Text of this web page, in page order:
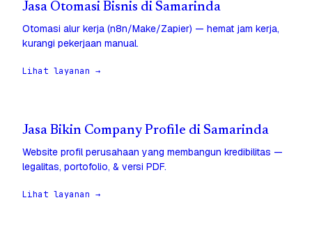
Jasa Otomasi Bisnis di Samarinda
Otomasi alur kerja (n8n/Make/Zapier) — hemat jam kerja,
kurangi pekerjaan manual.
Lihat layanan →
Jasa Bikin Company Profile di Samarinda
Website profil perusahaan yang membangun kredibilitas —
legalitas, portofolio, & versi PDF.
Lihat layanan →